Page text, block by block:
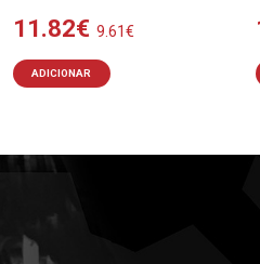
11.82€ 9.61€
ADICIONAR